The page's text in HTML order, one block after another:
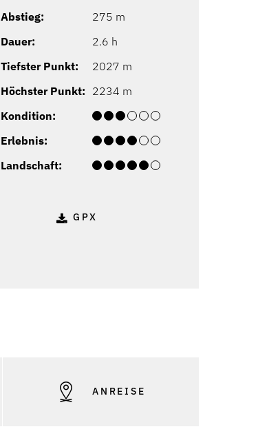
Abstieg:
275 m
Dauer:
2.6 h
Tiefster Punkt:
2027 m
Höchster Punkt: 2234 m
Kondition:
Erlebnis:
Landschaft:
GPX
ANREISE